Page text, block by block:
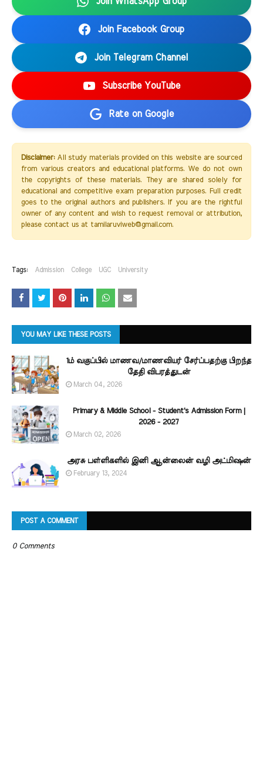
Join Facebook Group
Join Telegram Channel
Subscribe YouTube
Rate on Google
Disclaimer:All study materials provided on this website are sourced
from various creators and educational platforms. We do not own
the copyrights of these materials. They are shared solely for
educational and competitive exam preparation purposes. Full credit
goes to the original authors and publishers. If you are the rightful
owner of any content and wish to request removal or attribution,
please contact us at tamilaruviweb@gmail.com.
Tags: Admission College UGC University
YOU MAY LIKE THESE POSTS
1ம் வகுப்பில் மாணவ/மாணவியர் சேர்ப்பதற்கு பிறந்த
தேதி விபரத்துடன்
March 04, 2026
Primary & Middle School - Student's Admission Form |
2026 - 2027
March 02, 2026
அரசு பள்ளிகளில் இனி ஆன்லைன் வழி அட்மிஷன்
February 13, 2024
POST A COMMENT
0 Comments